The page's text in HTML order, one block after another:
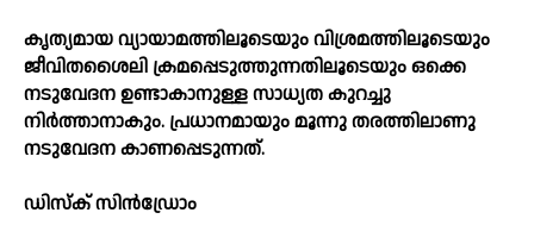
കൃത്യമായ വ്യായാമത്തിലൂടെയും വിശ്രമത്തിലൂടെയും
ജീവിതശൈലി ക്രമപ്പെടുത്തുന്നതിലൂടെയും ഒക്കെ
നടുവേദന ഉണ്ടാകാനുള്ള സാധ്യത കുറച്ചു
നിര്‍ത്താനാകും. പ്രധാനമായും മൂന്നു തരത്തിലാണു
നടുവേദന കാണപ്പെടുന്നത്‌.
ഡിസ്‌ക് സിന്‍ഡ്രോം